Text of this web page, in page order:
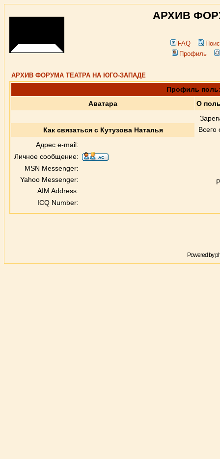
АРХИВ
FAQ
Профиль
АРХИВ ФОРУМА ТЕАТРА НА ЮГО-ЗАПАДЕ
Профиль
Аватара
О
Как связаться с Кутузова Наталья
Адрес e-mail:
Личное сообщение:
MSN Messenger:
Yahoo Messenger:
AIM Address:
ICQ Number:
Powered by